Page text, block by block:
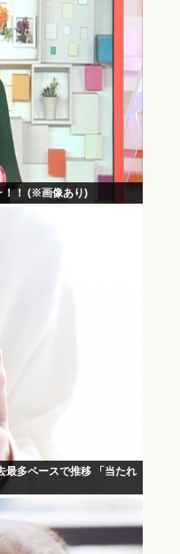
！！ (※画像あり)
最多ペースで推移 「当たれ